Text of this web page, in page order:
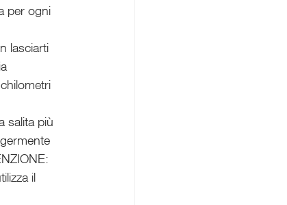
per ogni
lasciarti
salita più
il